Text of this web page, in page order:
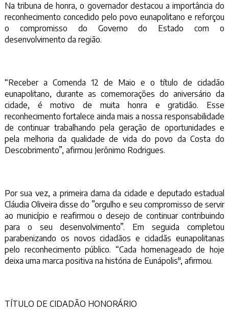
Na tribuna de honra, o governador destacou a importância do
reconhecimento concedido pelo povo eunapolitano e reforçou
o compromisso do Governo do Estado com o
desenvolvimento da região.
“Receber a Comenda 12 de Maio e o título de cidadão
eunapolitano, durante as comemorações do aniversário da
cidade, é motivo de muita honra e gratidão. Esse
reconhecimento fortalece ainda mais a nossa responsabilidade
de continuar trabalhando pela geração de oportunidades e
pela melhoria da qualidade de vida do povo da Costa do
Descobrimento”, afirmou Jerônimo Rodrigues.
Por sua vez, a primeira dama da cidade e deputado estadual
Cláudia Oliveira disse do ”orgulho e seu compromisso de servir
ao município e reafirmou o desejo de continuar contribuindo
para o seu desenvolvimento”. Em seguida completou
parabenizando os novos cidadãos e cidadãs eunapolitanas
pelo reconhecimento público. “Cada homenageado de hoje
deixa uma marca positiva na história de Eunápolis", afirmou.
TÍTULO DE CIDADÃO HONORÁRIO